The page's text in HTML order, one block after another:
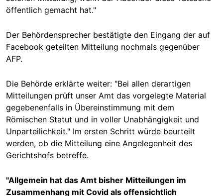
öffentlich gemacht hat."
Der Behördensprecher bestätigte den Eingang der auf
Facebook geteilten Mitteilung nochmals gegenüber
AFP.
Die Behörde erklärte weiter: "Bei allen derartigen
Mitteilungen prüft unser Amt das vorgelegte Material
gegebenenfalls in Übereinstimmung mit dem
Römischen Statut und in voller Unabhängigkeit und
Unparteilichkeit." Im ersten Schritt würde beurteilt
werden, ob die Mitteilung eine Angelegenheit des
Gerichtshofs betreffe.
"Allgemein hat das Amt bisher Mitteilungen im
Zusammenhang mit Covid als offensichtlich